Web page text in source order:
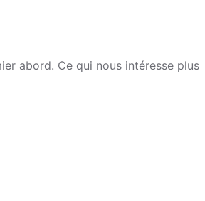
abord. Ce qui nous intéresse plus